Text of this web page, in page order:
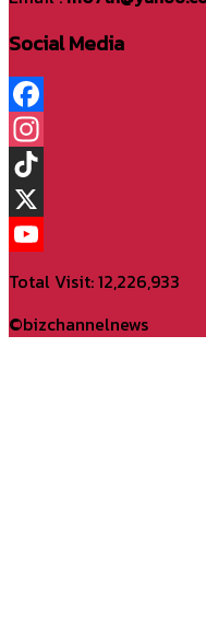
Social Media
Facebook
Instagram
TikTok
X
Total Visit: 12,226,933
©bizchannelnews